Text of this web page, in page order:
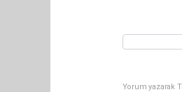
Yorum yazarak